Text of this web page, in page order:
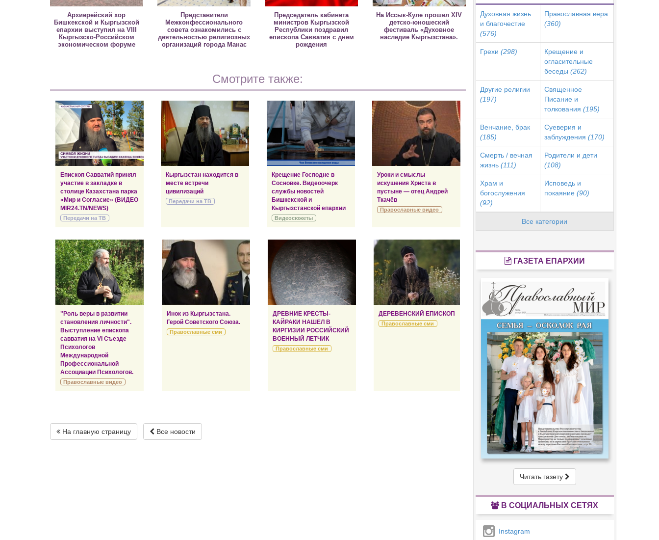
Архиерейский хор
Бишкекской и Кыргызской
епархии выступил на VIII
Кыргызско-Российском
экономическом форуме
Представители
Межконфессионального
совета ознакомились с
деятельностью религиозных
организаций города Манас
Председатель кабинета
министров Кыргызской
Республики поздравил
епископа Савватия с днем
рождения
На Иссык-Куле прошел XIV
детско-юношеский
фестиваль «Духовное
наследие Кыргызстана».
Смотрите также:
Епископ Савватий принял
участие в закладке в
столице Казахстана парка
«Мир и Согласие» (ВИДЕО
MIR24.TN/NEWS)
Передачи на ТВ
Кыргызстан находится в
месте встречи
цивилизаций
Передачи на ТВ
Крещение Господне в
Сосновке. Видеоочерк
службы новостей
Бишкекской и
Кыргызстанской епархии
Видеосюжеты
Уроки и смыслы
искушения Христа в
пустыне — отец Андрей
Ткачёв
Православные видео
"Роль веры в развитии
становления личности".
Выступление епископа
савватия на VI Съезде
Психологов
Международной
Профессиональной
Ассоциации Психологов.
Православные видео
Инок из Кыргызстана.
Герой Советского Союза.
Православные сми
ДРЕВНИЕ КРЕСТЫ-
КАЙРАКИ НАШЕЛ В
КИРГИЗИИ РОССИЙСКИЙ
ВОЕННЫЙ ЛЕТЧИК
Православные сми
ДЕРЕВЕНСКИЙ ЕПИСКОП
Православные сми
На главную страницу Все новости
Духовная жизнь
и благочестие
(576)
Православная вера
(360)
Грехи (298)
Крещение и
огласительные
беседы (262)
Другие религии
(197)
Священное
Писание и
толкования (195)
Венчание, брак
(185)
Суеверия и
заблуждения (170)
Смерть / вечная
жизнь (111)
Родители и дети
(108)
Храм и
богослужения
(92)
Исповедь и
покаяние (90)
Все категории
ГАЗЕТА ЕПАРХИИ
Читать газету
В СОЦИАЛЬНЫХ СЕТЯХ
Instagram